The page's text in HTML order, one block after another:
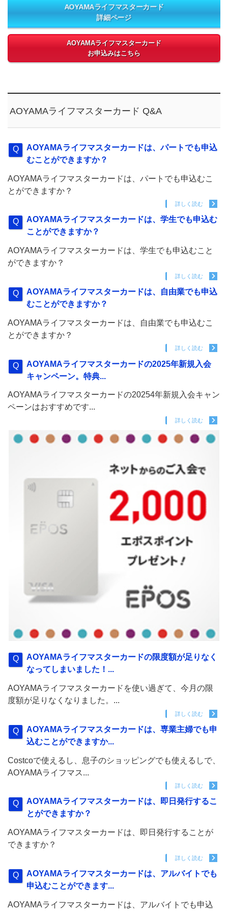
AOYAMAライフマスターカード
詳細ページ
AOYAMAライフマスターカード
お申込みはこちら
AOYAMAライフマスターカード Q&A
AOYAMAライフマスターカードは、パートでも申込
むことができますか？
AOYAMAライフマスターカードは、パートでも申込むこ
とができますか？
詳しく読む
AOYAMAライフマスターカードは、学生でも申込む
ことができますか？
AOYAMAライフマスターカードは、学生でも申込むこと
ができますか？
詳しく読む
AOYAMAライフマスターカードは、自由業でも申込
むことができますか？
AOYAMAライフマスターカードは、自由業でも申込むこ
とができますか？
詳しく読む
AOYAMAライフマスターカードの2025年新規入会
キャンペーン。特典...
AOYAMAライフマスターカードの20254年新規入会キャン
ペーンはおすすめです...
詳しく読む
AOYAMAライフマスターカードの限度額が足りなく
なってしまいました！...
AOYAMAライフマスターカードを使い過ぎて、今月の限
度額が足りなくなりました。...
詳しく読む
AOYAMAライフマスターカードは、専業主婦でも申
込むことができますか...
Costcoで使えるし、息子のショッピングでも使えるしで、
AOYAMAライフマス...
詳しく読む
AOYAMAライフマスターカードは、即日発行するこ
とができますか？
AOYAMAライフマスターカードは、即日発行することが
できますか？
詳しく読む
AOYAMAライフマスターカードは、アルバイトでも
申込むことができます...
AOYAMAライフマスターカードは、アルバイトでも申込